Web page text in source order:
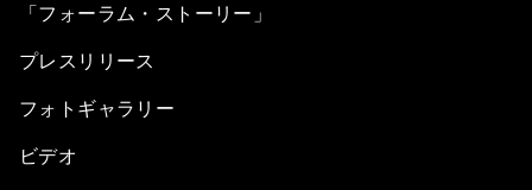
「フォーラム・ストーリー」
プレスリリース
フォトギャラリー
ビデオ